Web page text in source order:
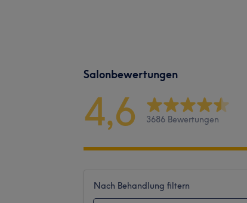
Salonbewertungen
4,6 3686 Bewertungen
Nach Behandlung filtern